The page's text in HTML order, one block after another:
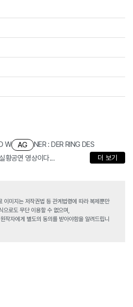
W AG
NER : DER RING DES
황공연 영상이다...
더 보기
이미지는 저작권법 등 관계법령에 따라 복제뿐만
으로도 무단 이용할 수 없으며,
작자에게 별도의 동의를 받아야함을 알려드립니